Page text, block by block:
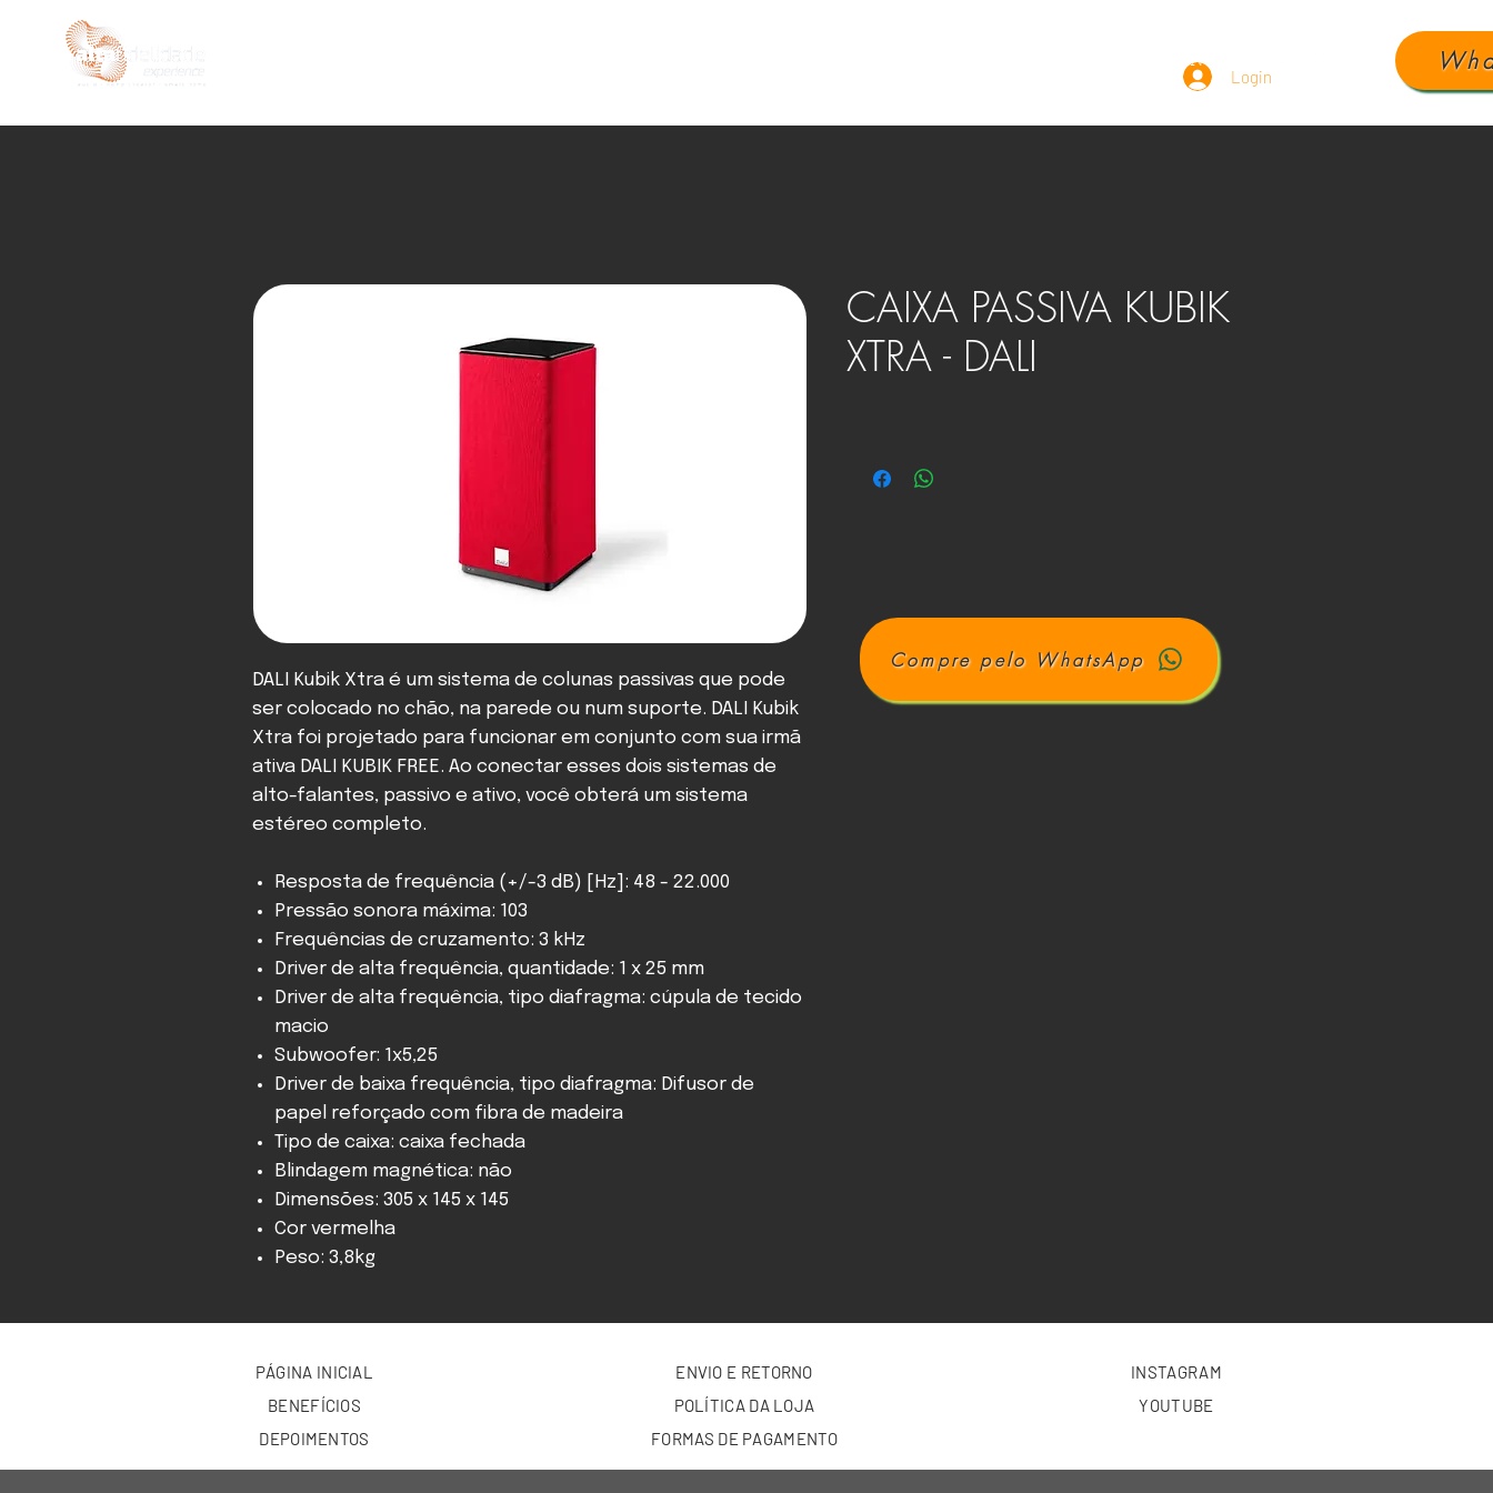
DEPOIMENTOS
DALI Kubik Xtra é um sistema de colunas passivas que pode
ser colocado no chão, na parede ou num suporte. DALI Kubik
Xtra foi projetado para funcionar em conjunto com sua irmã
ativa DALI KUBIK FREE. Ao conectar esses dois sistemas de
alto-falantes, passivo e ativo, você obterá um sistema
estéreo completo.
Resposta de frequência (+/-3 dB) [Hz]: 48 - 22.000
Pressão sonora máxima: 103
Frequências de cruzamento: 3 kHz
Driver de alta frequência, quantidade: 1 x 25 mm
Driver de alta frequência, tipo diafragma: cúpula de tecido
macio
Subwoofer: 1x5,25
Driver de baixa frequência, tipo diafragma: Difusor de
papel reforçado com fibra de madeira
Tipo de caixa: caixa fechada
Blindagem magnética: não
Dimensões: 305 x 145 x 145
Cor vermelha
Peso: 3,8kg
CAIXA PASSIVA KUBIK
XTRA - DALI
Compre pelo WhatsApp
Login
PÁGINA INICIAL
BENEFÍCIOS
DEPOIMENTOS
ENVIO E RETORNO
POLÍTICA DA LOJA
FORMAS DE PAGAMENTO
INSTAGRAM
YOUTUBE